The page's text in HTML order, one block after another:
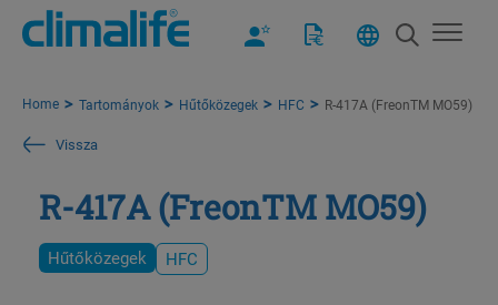
Home Tartományok Hűtőközegek HFC R-417A (FreonTM MO59)
Vissza
R-417A (FreonTM MO59)
Hűtőközegek HFC